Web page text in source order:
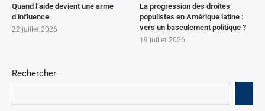
Rechercher
Quand l’aide devient une arme
d’influence
22 juillet 2026
La progression des droites
populistes en Amérique latine :
vers un basculement politique ?
19 juillet 2026